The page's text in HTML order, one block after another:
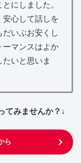
にしました。
安心して話しを
だいぶお安くし
ーマンスはよか
いと思いま
てみませんか？↓
ら